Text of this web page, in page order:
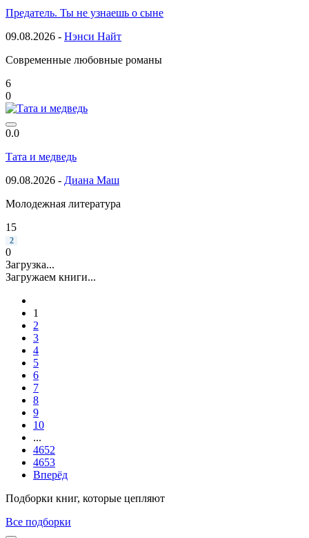
Предатель. Ты не узнаешь о сыне
09.08.2026 - Нэнси Найт
Современные любовные романы
6
0
0.0
Тата и медведь
09.08.2026 - Диана Маш
Молодежная литература
15
2
0
Загрузка...
Загружаем книги...
1
2
3
4
5
6
7
8
9
10
...
4652
4653
Вперёд
Подборки книг, которые цепляют
Все подборки